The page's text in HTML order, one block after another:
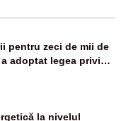
pentru zeci de mii de
adoptat legea privind
la nivelul